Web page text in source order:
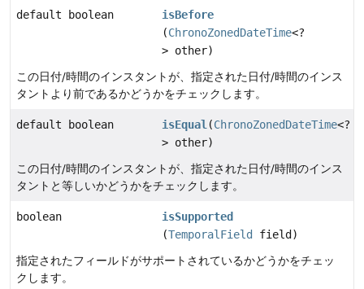
default boolean
isBefore
(ChronoZonedDateTime<?
> other)
この日付/時間のインスタントが、指定された日付/時間のインス
タントより前であるかどうかをチェックします。
default boolean isEqual (ChronoZonedDateTime<?
> other)
この日付/時間のインスタントが、指定された日付/時間のインス
タントと等しいかどうかをチェックします。
boolean
isSupported
(TemporalField
field)
指定されたフィールドがサポートされているかどうかをチェッ
クします。